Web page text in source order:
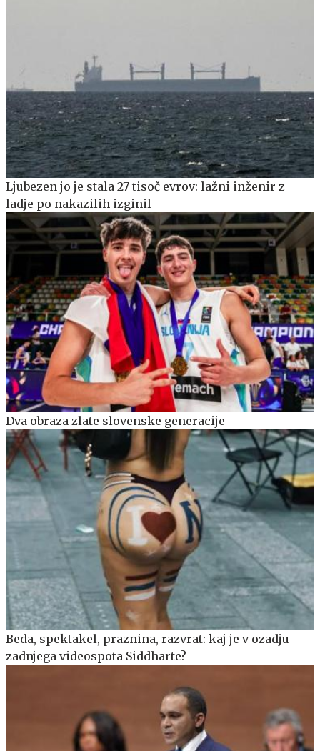
Ljubezen jo je stala 27 tisoč evrov: lažni inženir z
ladje po nakazilih izginil
Dva obraza zlate slovenske generacije
Beda, spektakel, praznina, razvrat: kaj je v ozadju
zadnjega videospota Siddharte?